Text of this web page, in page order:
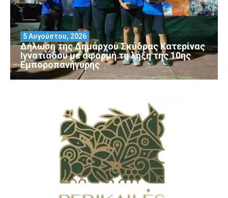
Δήλωση της Δημάρχου Σκύδρας Κατερίνας
Ιγνατιάδου με αφορμή τη λήξη της 10ης
Εμποροπανήγυρης
5 Αυγούστου, 2026